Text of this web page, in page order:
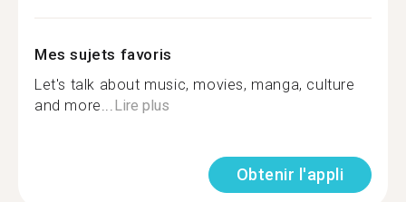
Mes sujets favoris
Let's talk about music, movies, manga, culture
and more... Lire plus
Obtenir l'appli